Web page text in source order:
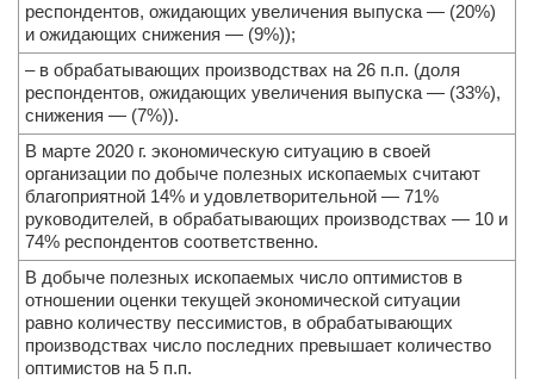
респондентов, ожидающих увеличения выпуска — (20%)
и ожидающих снижения — (9%));
– в обрабатывающих производствах на 26 п.п. (доля
респондентов, ожидающих увеличения выпуска — (33%),
снижения — (7%)).
В марте 2020 г. экономическую ситуацию в своей
организации по добыче полезных ископаемых считают
благоприятной 14% и удовлетворительной — 71%
руководителей, в обрабатывающих производствах — 10 и
74% респондентов соответственно.
В добыче полезных ископаемых число оптимистов в
отношении оценки текущей экономической ситуации
равно количеству пессимистов, в обрабатывающих
производствах число последних превышает количество
оптимистов на 5 п.п.